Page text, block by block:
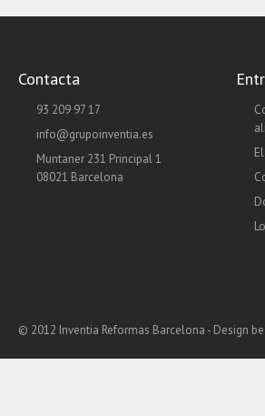
Contacta
93 209 97 17
info@grupoinventia.es
Muntaner 231 Principal 1
08021 Barcelona
© 2012 Inventia Reformas Barcelona - Design